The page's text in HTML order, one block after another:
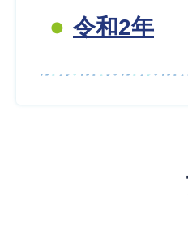
令和2年